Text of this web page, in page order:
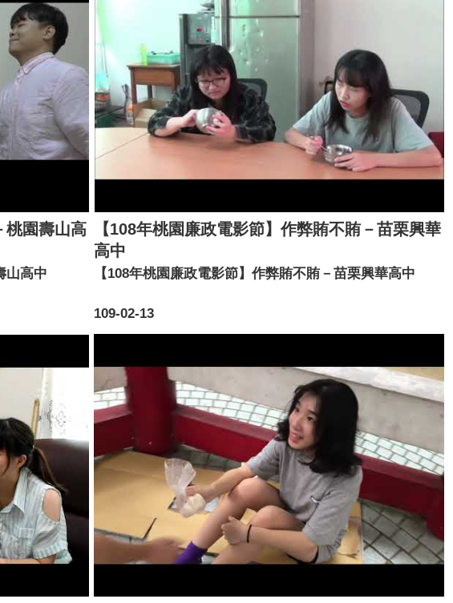
桃園壽山高
山高中
【108年桃園廉政電影節】作弊賄不賄－苗栗興華
高中
109-02-13
【108年桃園廉政電影節】作弊賄不賄－苗栗興華高中